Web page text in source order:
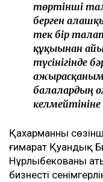
төртінші
берген
тек бір
құқығынан
түсінігінде
балалардың
келмейтініне
Қахарманның
ғимарат Қуандық
Нұрлыбекованың
бизнесті